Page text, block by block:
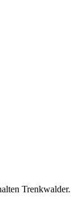
Trenkwalder.